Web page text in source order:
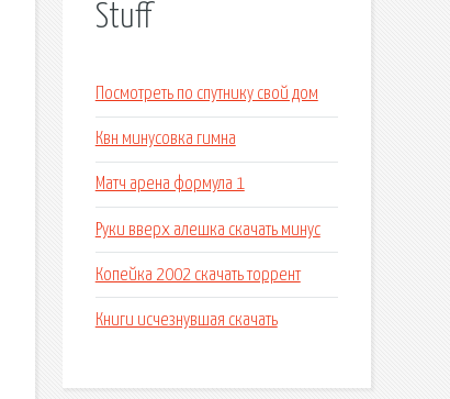
Stuff
Посмотреть по спутнику свой дом
Квн минусовка гимна
Матч арена формула 1
Руки вверх алешка скачать минус
Копейка 2002 скачать торрент
Книги исчезнувшая скачать